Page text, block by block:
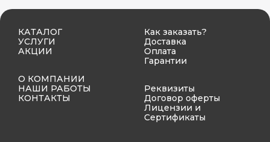
КАТАЛОГ
УСЛУГИ
АКЦИИ
О КОМПАНИИ
НАШИ РАБОТЫ
КОНТАКТЫ
Как заказать?
Доставка
Оплата
Гарантии
Реквизиты
Договор оферты
Лицензии и
Сертификаты